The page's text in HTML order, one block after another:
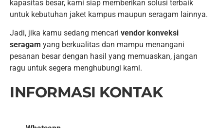
kapasitas besar, kami siap memberikan solusi terbaik
untuk kebutuhan jaket kampus maupun seragam lainnya.
Jadi, jika kamu sedang mencari vendor konveksi
seragam yang berkualitas dan mampu menangani
pesanan besar dengan hasil yang memuaskan, jangan
ragu untuk segera menghubungi kami.
INFORMASI KONTAK